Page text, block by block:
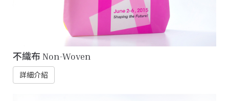
不織布 Non-Woven
詳細介紹